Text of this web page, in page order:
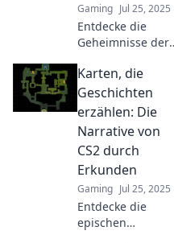
Gaming Jul 25, 2025
Entdecke die
Geheimnisse der
Blindspots und
Hotspots enthüllen
deine
Vorteile für
epische Matches.
Karten, die
Geschichten
erzählen: Die
Narrative von
CS2 durch
Erkunden
Gaming Jul 25, 2025
Entdecke die
epischen